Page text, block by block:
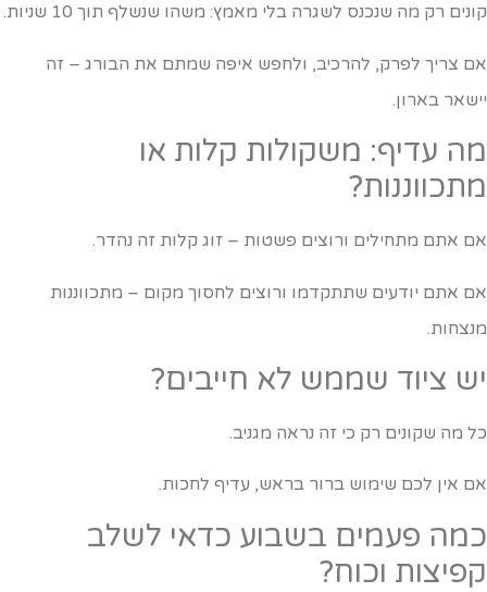
רק מה שנכנס לשגרה בלי מאמץ: משהו שנשלף תוך 10 שניות.
צריך לפרק, להרכיב, ולחפש איפה שמתם את הבורג – זה
בארון.
עדיף: משקולות קלות או
אתם מתחילים ורוצים פשטות – זוג קלות זה נהדר.
אתם יודעים שתתקדמו ורוצים לחסוך מקום – מתכווננות
ציוד שממש לא חייבים?
מה שקונים רק כי זה נראה מגניב.
אין לכם שימוש ברור בראש, עדיף לחכות.
פעמים בשבוע כדאי לשלב
וכוח?